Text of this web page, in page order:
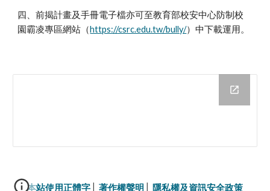
四、前揭計畫及手冊電子檔亦可至教育部校安中心防制校
園霸凌專區網站（https://csrc.edu.tw/bully/）中下載運用。
本站使用正體字 著作權聲明 隱私權及資訊安全政策